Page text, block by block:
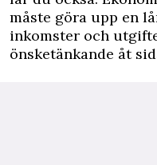
måste göra upp en
inkomster och
önsketänkande åt